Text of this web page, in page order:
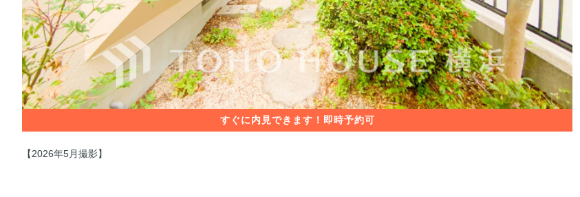
【2026年5月撮影】